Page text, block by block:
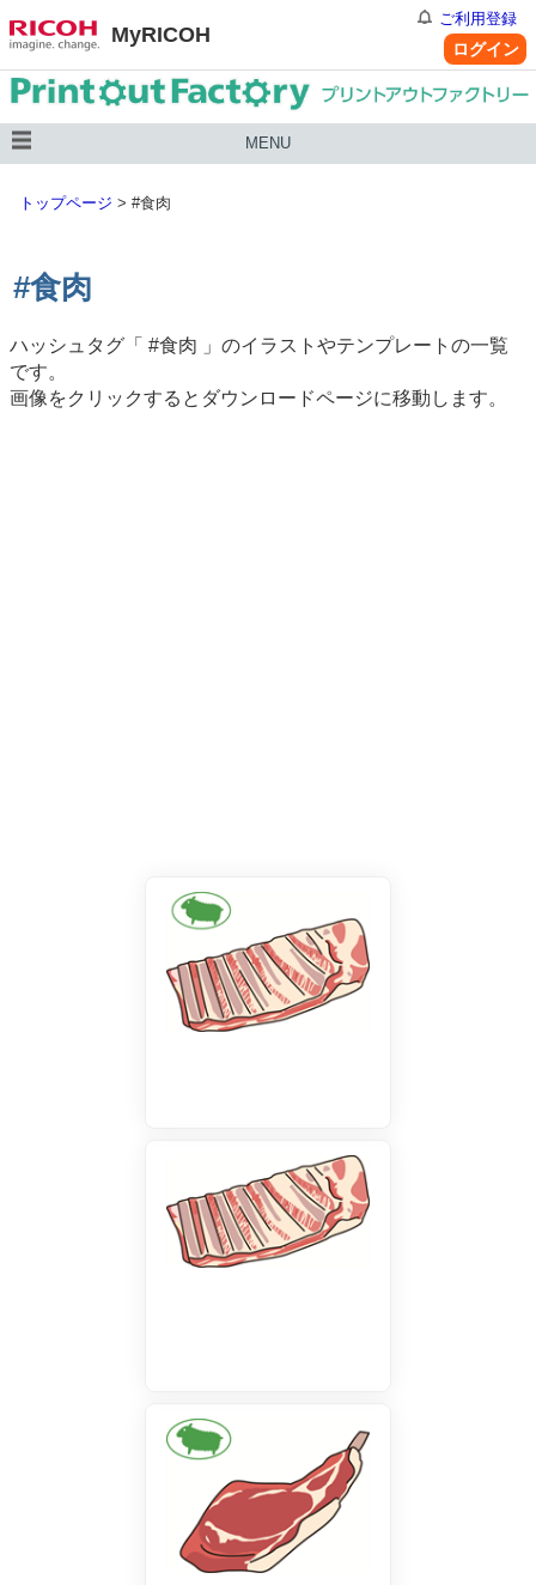
MyRICOH
ご利用登録
ログイン
MENU
トップページ > #食肉
#食肉
ハッシュタグ「 #食肉 」のイラストやテンプレートの一覧
です。
画像をクリックするとダウンロードページに移動します。